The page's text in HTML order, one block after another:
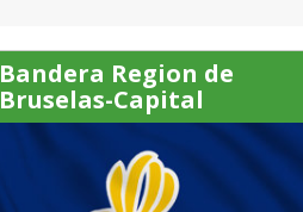
Bandera Region de
Bruselas-Capital